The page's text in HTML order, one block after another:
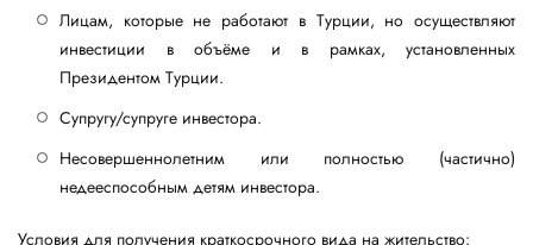
Лицам, которые не работают в Турции, но осуществляют
инвестиции в объёме и в рамках, установленных
Президентом Турции.
Супругу/супруге инвестора.
Несовершеннолетним или полностью (частично)
недееспособным детям инвестора.
Условия для получения краткосрочного вида на жительство: